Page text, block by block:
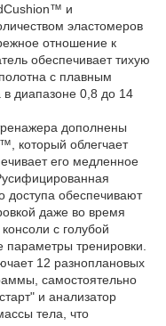
и
эластомеров
отношение к
обеспечивает тихую
с плавным
диапазоне 0,8 до 14
дополнены
который облегчает
его медленное
доступа обеспечивают
даже во время
с голубой
параметры тренировки.
12 разноплановых
самостоятельно
и анализатор
тела, что